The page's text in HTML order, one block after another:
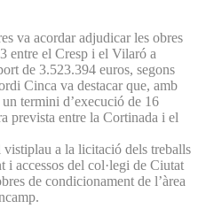
va acordar adjudicar les obres
entre el Cresp i el Vilaró a
de 3.523.394 euros, segons
Cinca va destacar que, amb
termini d’execució de 16
prevista entre la Cortinada i el
a la licitació dels treballs
i accessos del col·legi de Ciutat
de condicionament de l’àrea